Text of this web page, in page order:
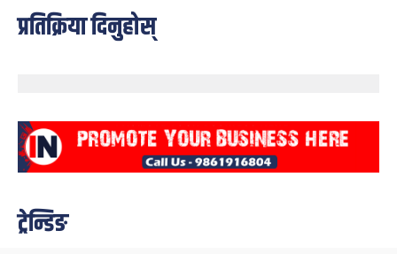
प्रतिक्रिया दिनुहोस्
ट्रेन्डिङ